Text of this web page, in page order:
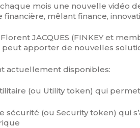
mois une nouvelle vidéo
financière, mêlant finance,
Florent JACQUES (FINKEY et
apporter de nouvelles
actuellement disponibles:
(ou Utility token) qui
sécurité (ou Security token) qui